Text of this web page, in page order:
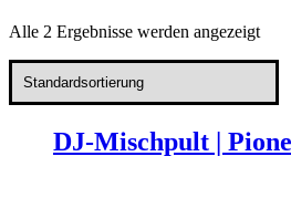
Alle 2 Ergebnisse werden angezeigt
DJ-Mischpult |